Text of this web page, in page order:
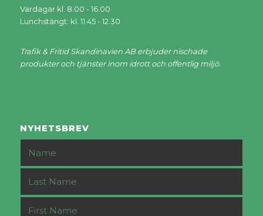
Vardagar kl. 8.00 - 16.00
Lunchstängt: kl. 11.45 - 12.30
Trafik & Fritid Skandinavien AB erbjuder nischade
produkter och tjänster inom idrott och offentlig miljö.
NYHETSBREV